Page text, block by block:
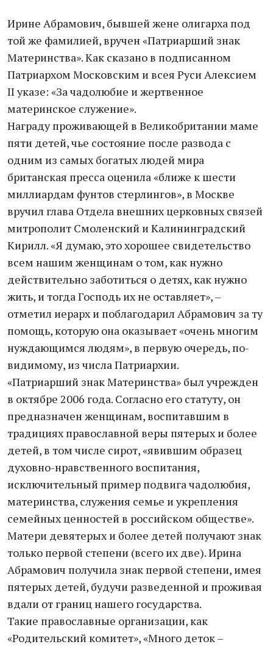
Ирине Абрамович, бывшей жене олигарха под
той же фамилией, вручен «Патриарший знак
Материнства». Как сказано в подписанном
Патриархом Московским и всея Руси Алексием
II указе: «За чадолюбие и жертвенное
материнское служение».
Награду проживающей в Великобритании маме
пяти детей, чье состояние после развода с
одним из самых богатых людей мира
британская пресса оценила «ближе к шести
миллиардам фунтов стерлингов», в Москве
вручил глава Отдела внешних церковных связей
митрополит Смоленский и Калининградский
Кирилл. «Я думаю, это хорошее свидетельство
всем нашим женщинам о том, как нужно
действительно заботиться о детях, как нужно
жить, и тогда Господь их не оставляет», –
отметил иерарх и поблагодарил Абрамович за ту
помощь, которую она оказывает «очень многим
нуждающимся людям», в первую очередь, по-
видимому, из числа Патриархии.
«Патриарший знак Материнства» был учрежден
в октябре 2006 года. Согласно его статуту, он
предназначен женщинам, воспитавшим в
традициях православной веры пятерых и более
детей, в том числе сирот, «явившим образец
духовно-нравственного воспитания,
исключительный пример подвига чадолюбия,
материнства, служения семье и укрепления
семейных ценностей в российском обществе».
Матери девятерых и более детей получают знак
только первой степени (всего их две). Ирина
Абрамович получила знак первой степени, имея
пятерых детей, будучи разведенной и проживая
вдали от границ нашего государства.
Такие православные организации, как
«Родительский комитет», «Много деток –